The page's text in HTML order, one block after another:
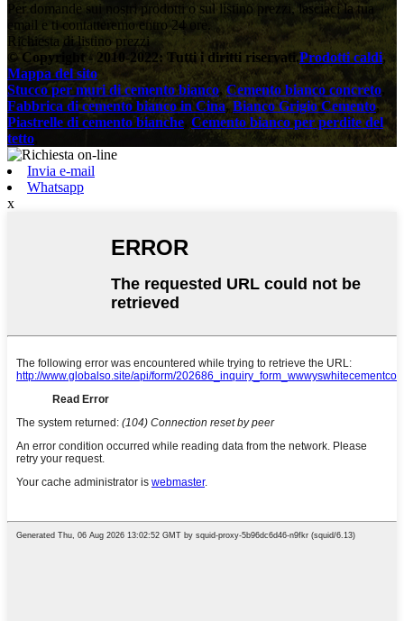
Per domande sui nostri prodotti o sul listino prezzi, lasciaci la tua
email e ti contatteremo entro 24 ore.
Richiesta di listino prezzi
© Copyright - 2010-2022: Tutti i diritti riservati.Prodotti caldi,
Mappa del sito
Stucco per muri di cemento bianco,Cemento bianco concreto
Fabbrica di cemento bianco in Cina,Bianco Grigio Cemento,
Piastrelle di cemento bianche Cemento bianco per perdite del
tetto
Invia e-mail
Whatsapp
x